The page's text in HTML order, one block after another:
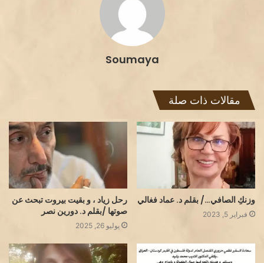
Soumaya
مقالات ذات صلة
وزنكِ الصافي…/ بقلم د. عماد فغالي
فبراير 5, 2023
رحل زياد ، و بقيت بيروت تبحث عن
صوتها /بقلم د. دورين نصر
يوليو 26, 2025